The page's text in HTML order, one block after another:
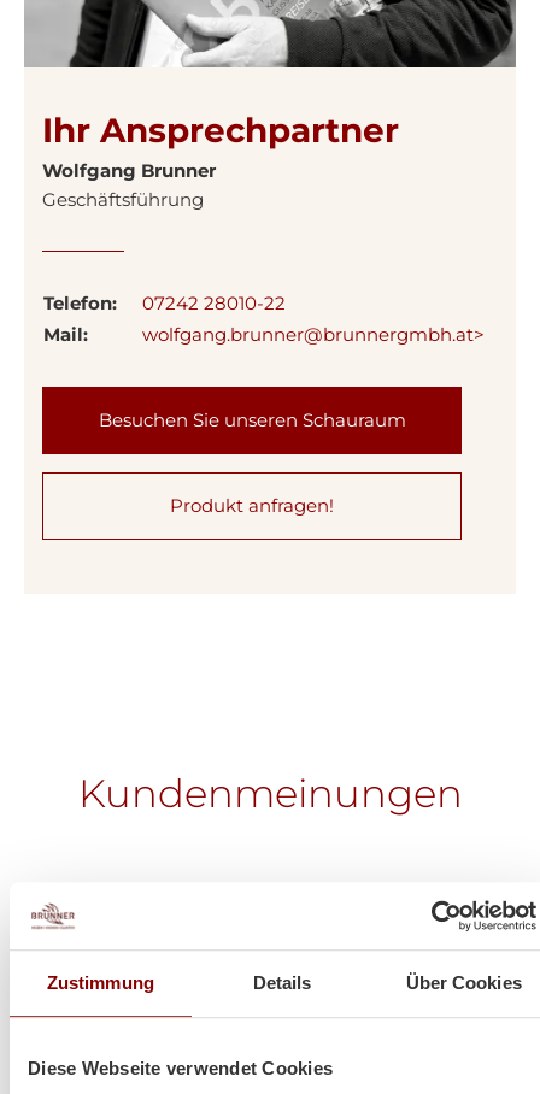
Zustimmung Details Über Cookies
Diese Webseite verwendet Cookies
Ihr Ansprechpartner
Wolfgang Brunner
Geschäftsführung
Telefon:
07242 28010-22
Mail:
wolfgang.brunner@brunnergmbh.at>
Besuchen Sie unseren Schauraum
Produkt anfragen!
Kundenmeinungen